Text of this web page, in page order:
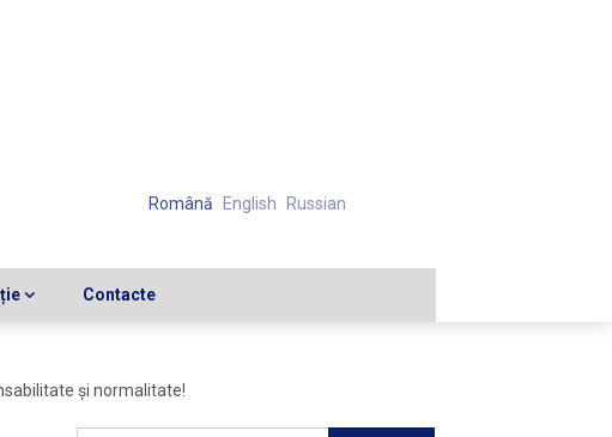
Română English Russian
Contacte
şi normalitate!